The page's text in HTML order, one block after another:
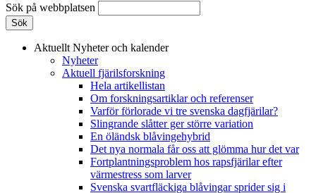
Sök på webbplatsen
Aktuellt Nyheter och kalender
Nyheter
Aktuell fjärilsforskning
Hela artikellistan
Om forskningsartiklar och referenser
Varför förlorade vi tre svenska dagfjärilar?
Slingrande slåtter ger större variation
En öländsk blåvingehybrid
Det nya normala får oss att glömma hur det var
Fortplantningsproblem hos rapsfjärilar efter
värmestress som larver
Svenska svartfläckiga blåvingar sprider sig i